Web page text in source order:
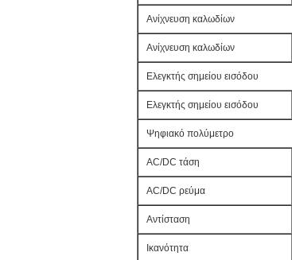
Ανίχνευση καλωδίων
Ανίχνευση καλωδίων
Ελεγκτής σημείου εισόδου
Ελεγκτής σημείου εισόδου
Ψηφιακό πολύμετρο
AC/DC τάση
AC/DC ρεύμα
Αντίσταση
Ικανότητα